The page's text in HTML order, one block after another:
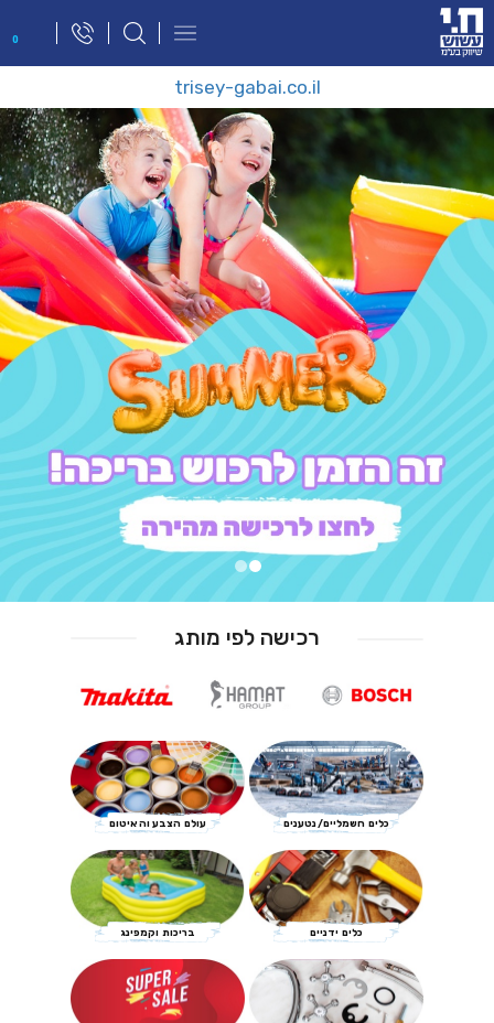
0
פתח
trisey-gabai.co.il
רכישה לפי מותג
כלים ידניים בריכות וקמפינג
עולם הצבע והאיטום כלים חשמליים/נטענים